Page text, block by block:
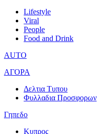
Lifestyle
Viral
People
Food and Drink
AUTO
ΑΓΟΡΑ
Δελτια Τυπου
Φυλλαδια Προσφορων
Γηπεδο
Κυπρος